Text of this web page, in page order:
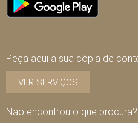
Peça aqui a sua cópia de
VER SERVIÇOS
Não encontrou o que procura?